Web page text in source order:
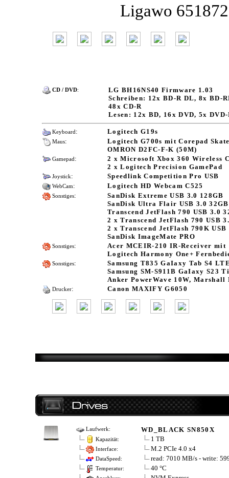
Ligawo
CD / DVD:
LG BH16NS40 Firmware 1.03
Schreiben: 12x BD-R DL, 8x BD-
48x CD-R
Lesen: 12x BD, 16x DVD, 5x
Keyboard: Logitech G19s
Maus:
Logitech G700s mit Corepad
OMRON D2FC-F-K (50M)
Gamepad:
2 x Microsoft Xbox 360 Wireless
2 x Logitech Precision GamePad
Joystick: Speedlink Competition Pro USB
WebCam: Logitech HD Webcam C525
Sonstiges:
SanDisk Extreme USB 3.0 128GB
SanDisk Ultra Flair USB 3.0 32GB
Transcend JetFlash 790 USB 3.0
2 x Transcend JetFlash 790 USB
2 x Transcend JetFlash 790K USB
SanDisk ImageMate PRO
Sonstiges:
Acer MCEIR-210 IR-Receiver mit
Logitech Harmony One+
Sonstiges:
Samsung T835 GaIaxy Tab S4
Samsung SM-S911B GaIaxy S23
Anker PowerWave 10W,
Drucker: Canon MAXIFY G6050
Laufwerk: WD_BLACK SN850X
Kapazität: 1 TB
Interface: M.2 PCIe 4.0 x4
DataSpeed: read: 7010 MB/s - write:
Temperatur: 40 °C